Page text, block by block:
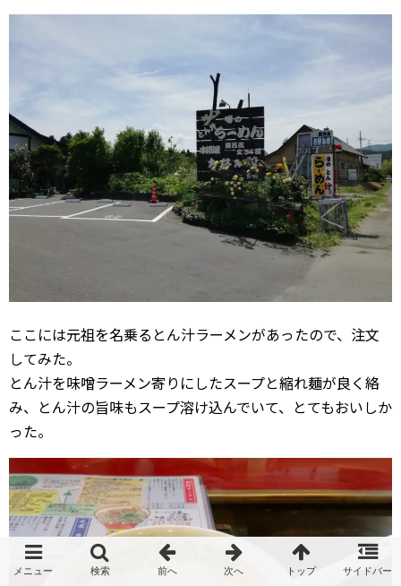
ここには元祖を名乗るとん汁ラーメンがあったので、注文
してみた。
とん汁を味噌ラーメン寄りにしたスープと縮れ麺が良く絡
み、とん汁の旨味もスープ溶け込んでいて、とてもおいしか
った。